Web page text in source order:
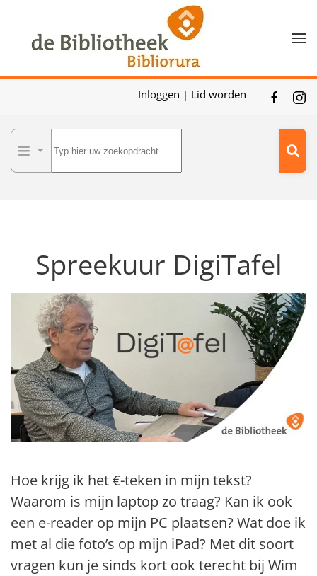
Skip to main content
Inloggen | Lid worden
Spreekuur DigiTafel
Hoe krijg ik het €-teken in mijn tekst?
Waarom is mijn laptop zo traag? Kan ik ook
een e-reader op mijn PC plaatsen? Wat doe ik
met al die foto’s op mijn iPad? Met dit soort
vragen kun je sinds kort ook terecht bij Wim